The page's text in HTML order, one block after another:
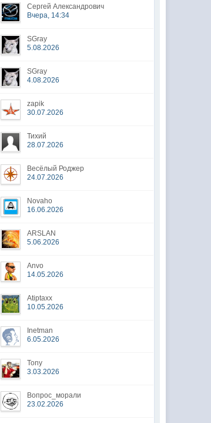
Сергей Александрович
Вчера, 14:34
SGray
5.08.2026
SGray
4.08.2026
zapik
30.07.2026
Тихий
28.07.2026
Весёлый Роджер
24.07.2026
Novaho
16.06.2026
ARSLAN
5.06.2026
Anvo
14.05.2026
Atiptaxx
10.05.2026
Inetman
6.05.2026
Tony
3.03.2026
Вопрос_морали
23.02.2026